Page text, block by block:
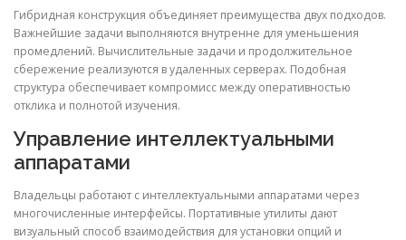
Гибридная конструкция объединяет преимущества двух подходов.
Важнейшие задачи выполняются внутренне для уменьшения
промедлений. Вычислительные задачи и продолжительное
сбережение реализуются в удаленных серверах. Подобная
структура обеспечивает компромисс между оперативностью
отклика и полнотой изучения.
Управление интеллектуальными
аппаратами
Владельцы работают с интеллектуальными аппаратами через
многочисленные интерфейсы. Портативные утилиты дают
визуальный способ взаимодействия для установки опций и